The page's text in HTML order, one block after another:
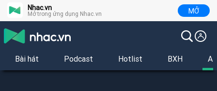
Nhac.vn
Mở trong ứng dụng Nhac.vn MỞ
Bài hát Podcast Hotlist BXH